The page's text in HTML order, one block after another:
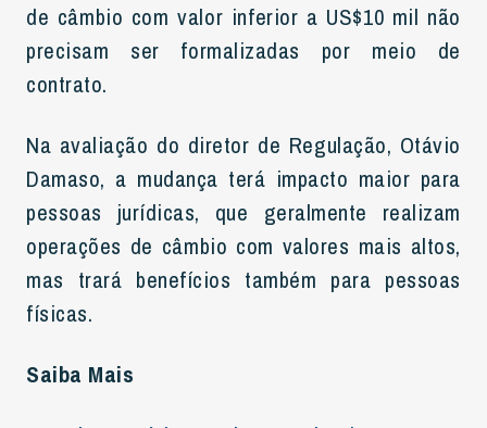
de câmbio com valor inferior a US$10 mil não
precisam ser formalizadas por meio de
contrato.
Na avaliação do diretor de Regulação, Otávio
Damaso, a mudança terá impacto maior para
pessoas jurídicas, que geralmente realizam
operações de câmbio com valores mais altos,
mas trará benefícios também para pessoas
físicas.
Saiba Mais